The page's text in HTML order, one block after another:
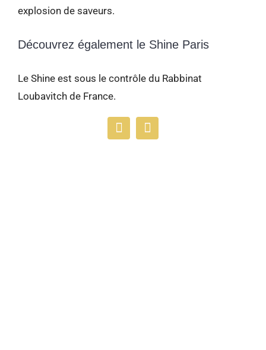
explosion de saveurs.
Découvrez également le Shine Paris
Le Shine est sous le contrôle du Rabbinat
Loubavitch de France.